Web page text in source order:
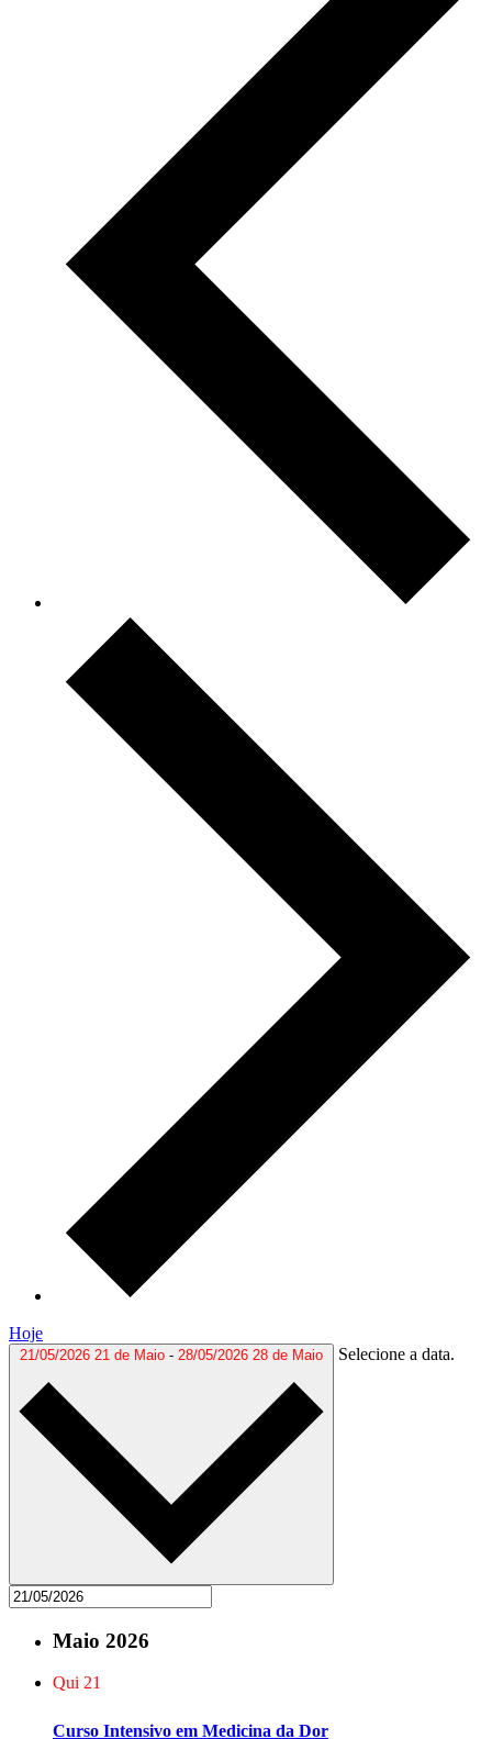
Hoje
21/05/2026 21 de Maio - 28/05/2026 28 de Maio Selecione a data.
Maio 2026
Qui 21
Curso Intensivo em Medicina da Dor